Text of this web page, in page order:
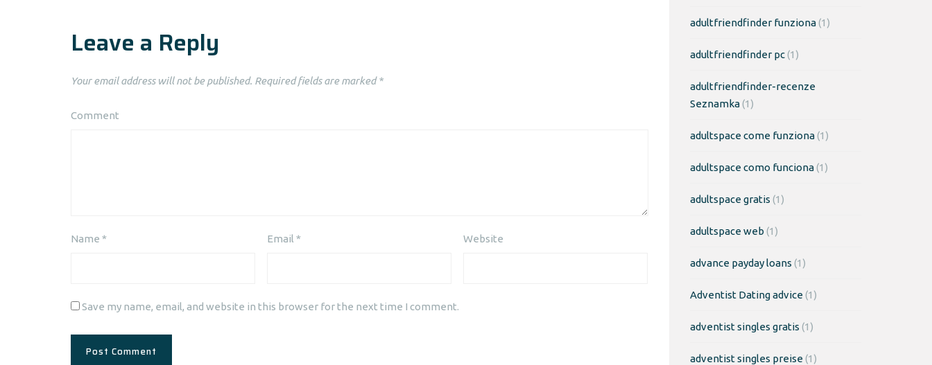
Leave a Reply
Your email address will not be published. Required fields are marked*
Comment
Name * Email* Website
Save my name, email, and website in this browser for the next time I comment.
adultfriendfinder funziona(1)
adultfriendfinder pc(1)
adultfriendfinder-recenze
Seznamka(1)
adultspace come funziona(1)
adultspace como funciona(1)
adultspace gratis (1)
adultspace web (1)
advance payday loans (1)
Adventist Dating advice(1)
adventist singles gratis (1)
adventist singles preise(1)